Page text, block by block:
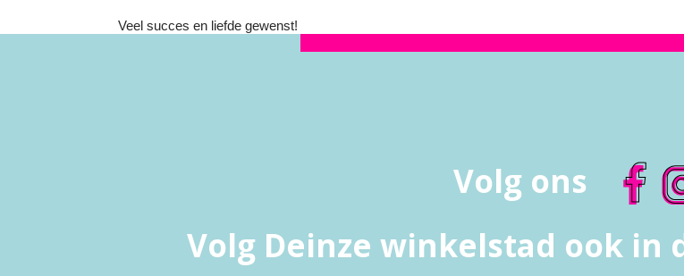
Veel succes en liefde gewenst!
Volg ons
Volg Deinze winkelstad ook in